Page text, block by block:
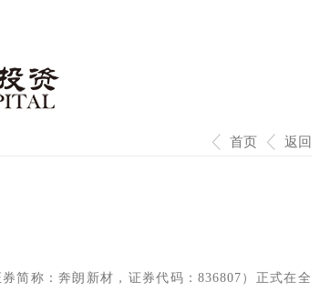
返回
首页
简称：奔朗新材，证券代码：836807）正式在全国